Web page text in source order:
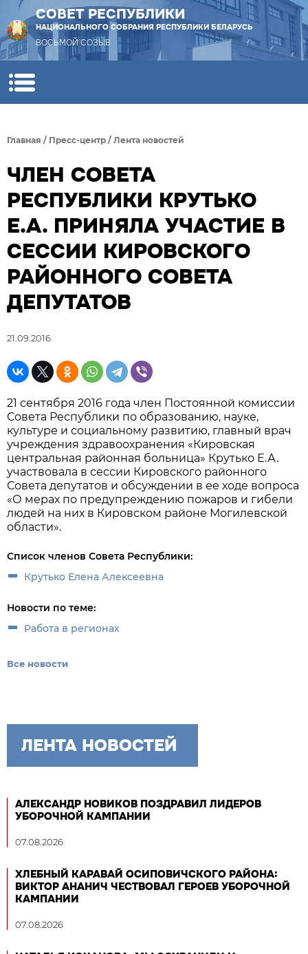
СОВЕТ РЕСПУБЛИКИ
НАЦИОНАЛЬНОГО СОБРАНИЯ РЕСПУБЛИКИ БЕЛАРУСЬ
ВОСЬМОЙ СОЗЫВ
Главная / Пресс-центр / Лента новостей
ЧЛЕН СОВЕТА
РЕСПУБЛИКИ КРУТЬКО
Е.А. ПРИНЯЛА УЧАСТИЕ В
СЕССИИ КИРОВСКОГО
РАЙОННОГО СОВЕТА
ДЕПУТАТОВ
21.09.2016
21 сентября 2016 года член Постоянной комиссии
Совета Республики по образованию, науке,
культуре и социальному развитию, главный врач
учреждения здравоохранения «Кировская
центральная районная больница» Крутько Е.А.
участвовала в сессии Кировского районного
Совета депутатов и обсуждении в ее ходе вопроса
«О мерах по предупреждению пожаров и гибели
людей на них в Кировском районе Могилевской
области».
Список членов Совета Республики:
Крутько Елена Алексеевна
Новости по теме:
Работа в регионах
Все новости
ЛЕНТА НОВОСТЕЙ
АЛЕКСАНДР НОВИКОВ ПОЗДРАВИЛ ЛИДЕРОВ
УБОРОЧНОЙ КАМПАНИИ
07.08.2026
ХЛЕБНЫЙ КАРАВАЙ ОСИПОВИЧСКОГО РАЙОНА:
ВИКТОР АНАНИЧ ЧЕСТВОВАЛ ГЕРОЕВ УБОРОЧНОЙ
КАМПАНИИ
07.08.2026